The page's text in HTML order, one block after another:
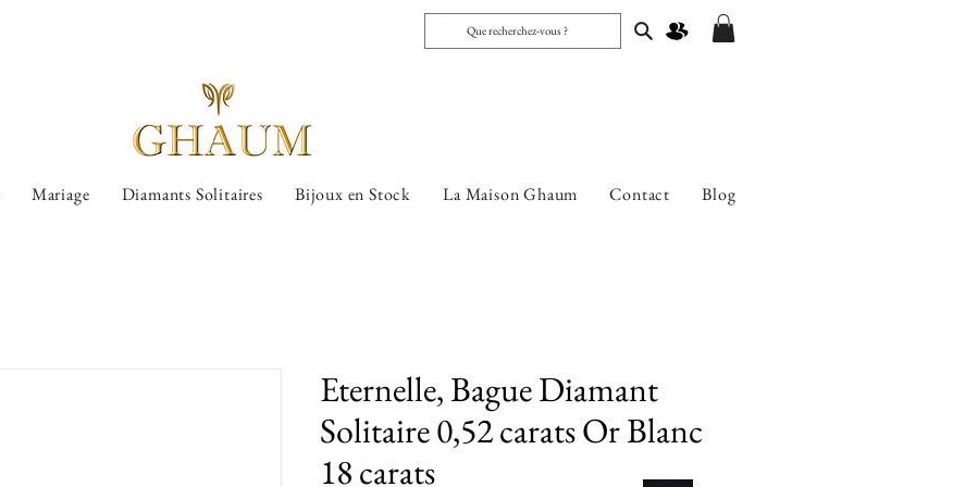
Mariage Diamants Solitaires Bijoux en Stock La Maison Ghaum Contact Blog
Eternelle, Bague Diamant
Solitaire 0,52 carats Or Blanc
18 carats